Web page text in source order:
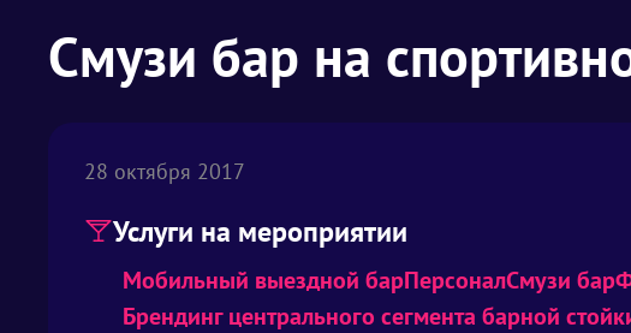
Смузи бар на
28 октября 2017
Услуги на мероприятии
Мобильный выездной барПерсоналСмузи бар
Брендинг центрального сегмента барной